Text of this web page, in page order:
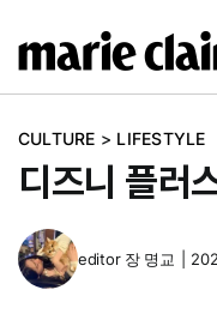
텐
건CULTURE > LIFESTYLE
디즈니 플러
editor 장 명교